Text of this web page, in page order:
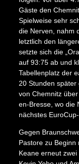
Gäste den
Spielweise sehr
die Nerven, nahm
letztlich den
setzte sich die
auf 93:75 ab und
Tabellenplatz der
20 Stunden später
von Chemnitz
en-Bresse, wo die
nächstes
Gegen
Pastore zu Beginn
Keane erneut zwei